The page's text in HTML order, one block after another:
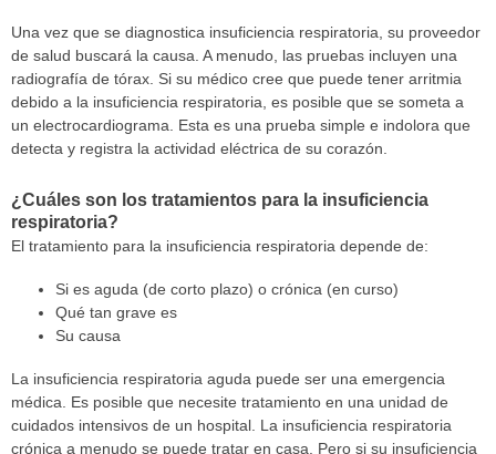
Una vez que se diagnostica insuficiencia respiratoria, su proveedor
de salud buscará la causa. A menudo, las pruebas incluyen una
radiografía de tórax. Si su médico cree que puede tener arritmia
debido a la insuficiencia respiratoria, es posible que se someta a
un electrocardiograma. Esta es una prueba simple e indolora que
detecta y registra la actividad eléctrica de su corazón.
¿Cuáles son los tratamientos para la insuficiencia
respiratoria?
El tratamiento para la insuficiencia respiratoria depende de:
Si es aguda (de corto plazo) o crónica (en curso)
Qué tan grave es
Su causa
La insuficiencia respiratoria aguda puede ser una emergencia
médica. Es posible que necesite tratamiento en una unidad de
cuidados intensivos de un hospital. La insuficiencia respiratoria
crónica a menudo se puede tratar en casa. Pero si su insuficiencia